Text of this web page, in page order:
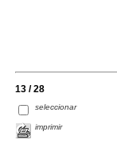
13 / 28
seleccionar
imprimir